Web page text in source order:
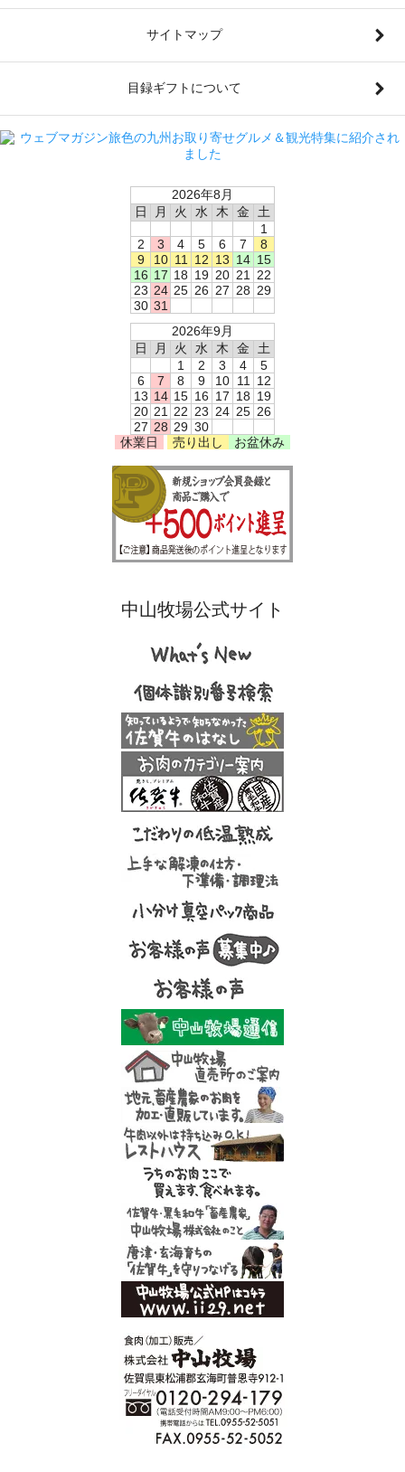
サイトマップ
目録ギフトについて
2026年8月
日
月 火 水 木 金
土
1
2
3 4 5 6 7
8
9
10 11 12 13 14 15
16 17 18 19 20 21
22
23 24 25 26 27 28 29
30 31
2026年9月
日
月 火 水 木 金
土
1
2 3 4
5
6
7 8 9 10 11
12
13 14 15 16 17 18 19
20 21 22 23 24 25 26
27 28 29 30
休業日
売り出し お盆休み
中山牧場公式サイト